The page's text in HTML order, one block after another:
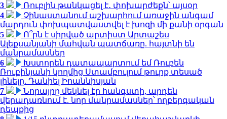
3
Ռուբլին թանկացել է․ փոխարժեքն՝ այսօր
4
Չինաստանում աշխարհում առաջին անգամ
մարդուն փոխպատվաստվել է խոզի մի քանի օրգան
5
Ո՞րն է սիրված արտիստ Արտաշես
Ալեքսանյանի մահվան պատճառը. հայտնի են
մանրամասներ
6
Խստորեն դատապարտում եմ Ռուբեն
Ռուբինյանի կողմից Ստամբուլում թուրք տեսած
լինելը. Դանիել Իոաննիսյան
7
Նորայրը մեկնել էր հանգստի, արդեն
վերադառնում է. նոր մանրամասներ՝ ողբերգական
դեպքից